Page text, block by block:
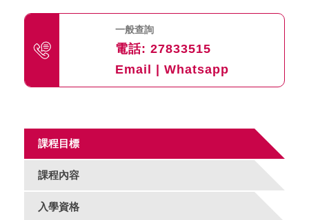
一般查詢
電話: 27833515
Email
Whatsapp
課程目標
課程內容
入學資格